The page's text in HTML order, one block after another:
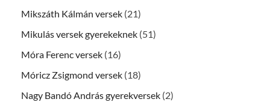
Mikszáth Kálmán versek (21)
Mikulás versek gyerekeknek (51)
Móra Ferenc versek (16)
Móricz Zsigmond versek (18)
Nagy Bandó András gyerekversek (2)